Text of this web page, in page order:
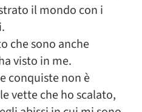
il mondo con i
che sono anche
visto in me.
conquiste non è
vette che ho scalato,